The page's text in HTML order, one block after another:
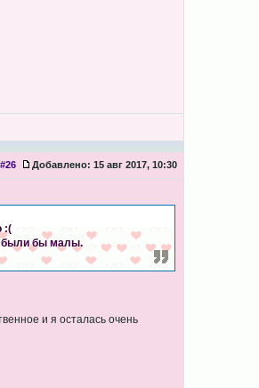
#26 Добавлено: 15 авг 2017, 10:30
:(
были бы малы.
и я осталась очень